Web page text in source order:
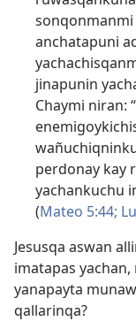
sonqonmanmi
anchatapuni
jinapunin
Chaymi niran:
perdonay kay
yachankuchu
(Mateo 5:44;
Jesusqa aswan
imatapas
yanapayta
qallarinqa?